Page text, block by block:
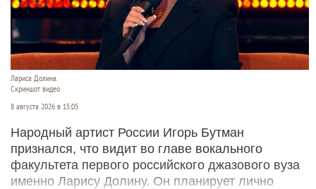
Лариса Долина.
Скриншот видео
8 августа 2026 в 15:05
Народный артист России Игорь Бутман
признался, что видит во главе вокального
факультета первого российского джазового вуза
именно Ларису Долину. Он планирует лично